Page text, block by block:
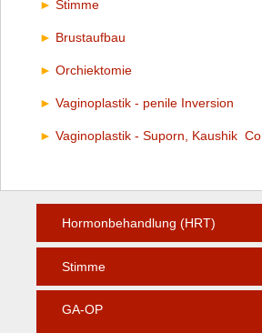
Stimme
Brustaufbau
Orchiektomie
Vaginoplastik - penile Inversion
Vaginoplastik - Suporn, Kaushik Co.
Hormonbehandlung (HRT)
Stimme
GA-OP